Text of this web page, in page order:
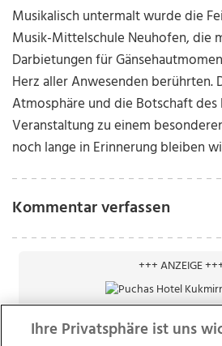
Musikalisch untermalt wurde die
Musik-Mittelschule Neuhofen, die
Darbietungen für
Herz aller Anwesenden berührten.
Atmosphäre und die Botschaft des
Veranstaltung zu einem
noch lange in Erinnerung bleiben
Kommentar verfassen
+++ ANZEIGE
Ihre Privatsphäre ist uns